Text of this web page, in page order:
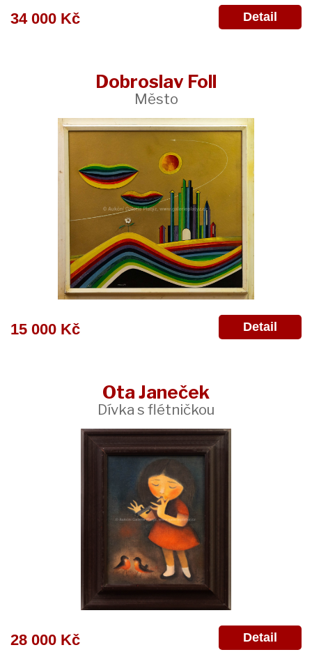
34 000 Kč Detail
Dobroslav Foll
Město
15 000 Kč Detail
Ota Janeček
Dívka s flétničkou
28 000 Kč Detail